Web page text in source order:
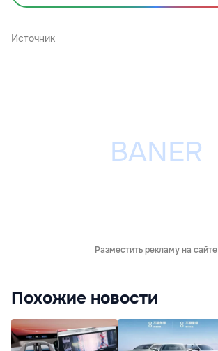
Источник
Разместить рекламу на сайте
Похожие новости